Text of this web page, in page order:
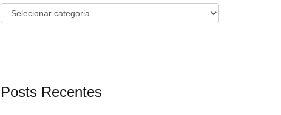
Categorias
Posts Recentes